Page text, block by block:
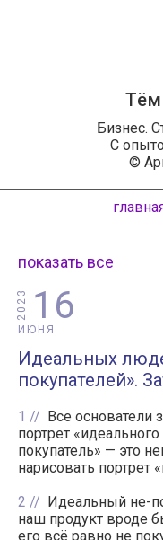
Бизнес.
С
©
показать все
16
ИЮНЯ
2023
Идеальных
покупателей».
1
Все основатели
портрет
покупатель» — это
нарисовать портрет
2
Идеальный не-
наш продукт вроде
его всё равно не